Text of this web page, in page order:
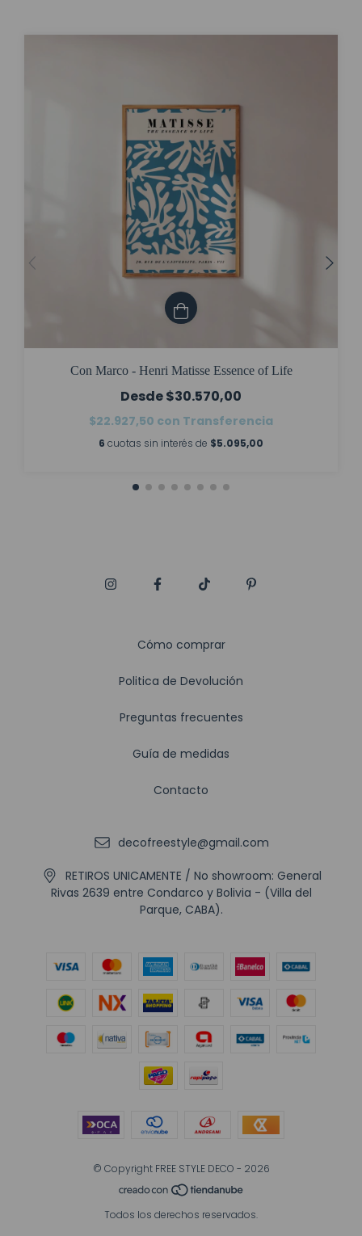
Con Marco - Henri Matisse Essence of Life
$30.570,00
$22.927,50 con Transferencia
6 cuotas sin interés de $5.095,00
Cómo comprar
Politica de Devolución
Preguntas frecuentes
Guía de medidas
Contacto
decofreestyle@gmail.com
RETIROS UNICAMENTE / No showroom: General
Rivas 2639 entre Condarco y Bolivia - (Villa del
Parque, CABA).
© Copyright FREE STYLE DECO - 2026
Todos los derechos reservados.